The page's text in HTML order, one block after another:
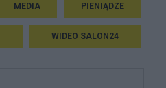
MEDIA PIENIĄDZE
WIDEO SALON24